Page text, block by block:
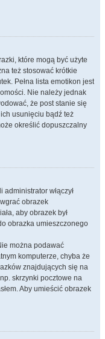
które mogą być użyte
też stosować krótkie
Pełna lista emotikon jest
Nie należy jednak
że post stanie się
usunięciu bądź też
określić dopuszczalny
włączył
obrazek
aby obrazek był
obrazka umieszczonego
można podawać
komputerze, chyba że
znajdujących się na
skrzynki pocztowe na
Aby umieścić obrazek